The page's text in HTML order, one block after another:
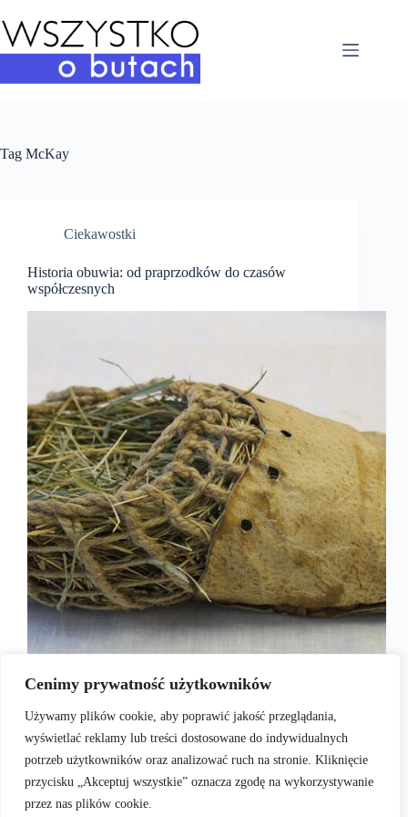
Cenimy prywatność użytkowników
Używamy plików cookie, aby poprawić jakość przeglądania,
wyświetlać reklamy lub treści dostosowane do indywidualnych
potrzeb użytkowników oraz analizować ruch na stronie. Kliknięcie
przycisku „Akceptuj wszystkie” oznacza zgodę na wykorzystywanie
przez nas plików cookie.
do
treści
Tag McKay
Ciekawostki
Historia obuwia: od praprzodków do czasów
współczesnych
Buty towarzyszą nam od wieków. Dziś skupiamy się
nie tylko na tym, by zapewniały nam ochronę przed
chłodem, lecz cenimy także walory estetyczne.
Możemy przebierać w producentach obuwia,
dostępnych fasonach, modelach i kolorach. Czy
dawniej ludzie również starali się dbać…
admin
2016-11-30